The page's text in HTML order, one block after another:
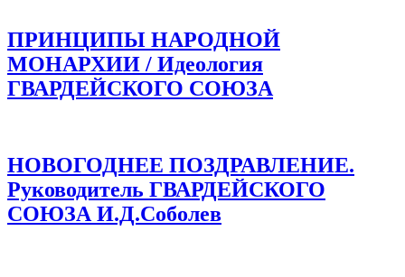
ПРИНЦИПЫ НАРОДНОЙ
МОНАРХИИ / Идеология
ГВАРДЕЙСКОГО СОЮЗА
НОВОГОДНЕЕ ПОЗДРАВЛЕНИЕ.
Руководитель ГВАРДЕЙСКОГО
СОЮЗА И.Д.Соболев